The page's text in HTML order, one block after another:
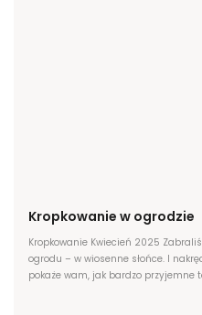
Kropkowanie w ogrodzie
Kropkowanie Kwiecień 2025
ogrodu – w wiosenne słońce. I
pokaże wam, jak bardzo przyjemne